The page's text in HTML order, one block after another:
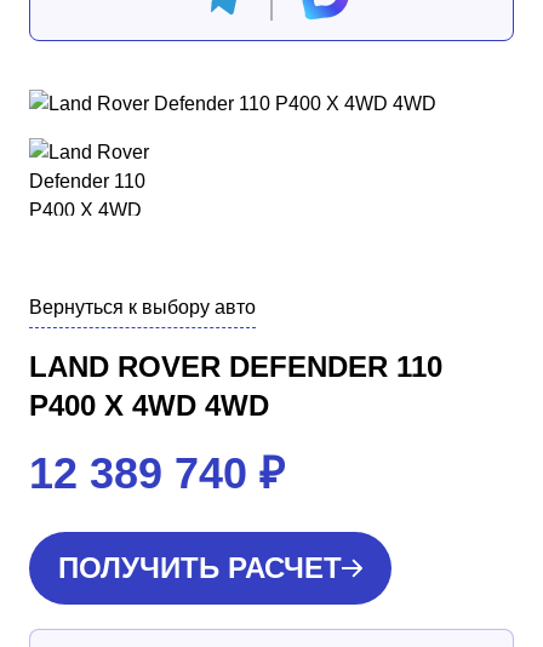
Вернуться к выбору авто
LAND ROVER DEFENDER 110
P400 X 4WD 4WD
12 389 740 ₽
ПОЛУЧИТЬ РАСЧЕТ